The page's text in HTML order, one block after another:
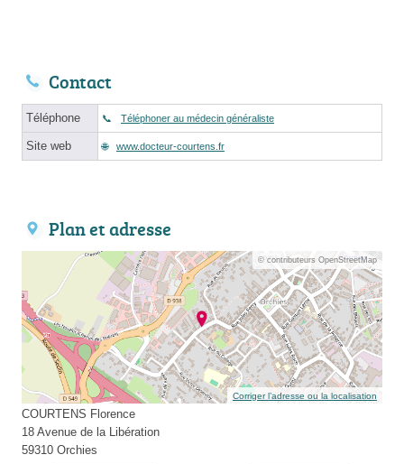
Contact
Téléphone Téléphoner au médecin généraliste
Site web www.docteur-courtens.fr
Plan et adresse
© contributeurs OpenStreetMap
Corriger l’adresse ou la localisation
COURTENS Florence
18 Avenue de la Libération
59310 Orchies